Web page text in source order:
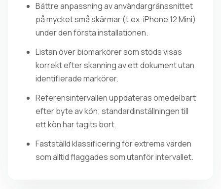
Bättre anpassning av användargränssnittet
på mycket små skärmar (t.ex. iPhone 12 Mini)
under den första installationen.
Listan över biomarkörer som stöds visas
korrekt efter skanning av ett dokument utan
identifierade markörer.
Referensintervallen uppdateras omedelbart
efter byte av kön; standardinställningen till
ett kön har tagits bort.
Fastställd klassificering för extrema värden
som alltid flaggades som utanför intervallet.